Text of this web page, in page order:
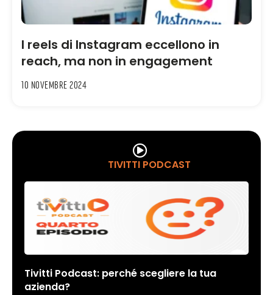
I reels di Instagram eccellono in
reach, ma non in engagement
10 Novembre 2024
TIVITTI PODCAST
Tivitti Podcast: perché scegliere la tua
azienda?